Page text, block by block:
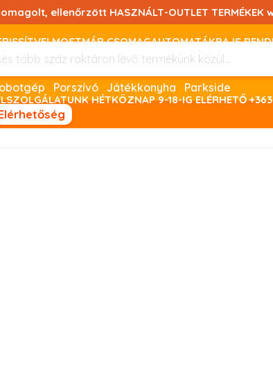
ellenőrzött HASZNÁLT-OUTLET TERMÉKEK
MOSTMÁR CSOMAGAUTOMATÁKBA IS
ONLINE BANKKÁRTYÁVAL LEHETSÉGES,
HÉTKÖZNAP 9-18-IG ELÉRHETŐ
Porszívó Játékkonyha Parkside
Elérhetőség